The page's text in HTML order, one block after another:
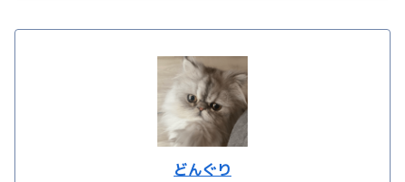
どんぐり